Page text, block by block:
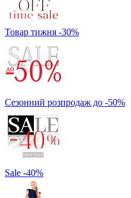
Товар тижня -30%
Сезонний розпродаж до -50%
Sale -40%